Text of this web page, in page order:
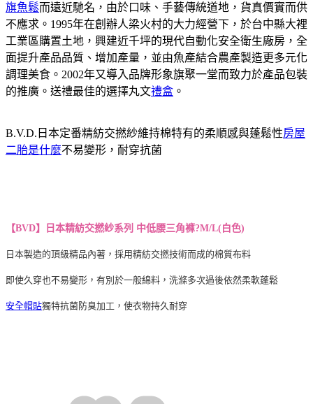
旗魚鬆而遠近馳名，由於口味、手藝傳統道地，貨真價實而供
不應求。1995年在創辦人梁火村的大力經營下，於台中縣大裡
工業區購置土地，興建近千坪的現代自動化安全衛生廠房，全
面提升產品品質、增加產量，並由魚產結合農產製造更多元化
調理美食。2002年又導入品牌形象旗聚一堂而致力於產品包裝
的推廣。送禮最佳的選擇丸文禮盒 。
B.V.D.日本定番精紡交撚紗維持棉特有的柔順感與蓬鬆性房屋
二胎是什麼不易變形，耐穿抗菌
【BVD】 日本精紡交撚紗系列 中低腰三角褲?M/L(白色)
日本製造的頂級精品內著，採用精紡交撚技術而成的棉質布料
即使久穿也不易變形，有別於一般綿料，洗滌多次過後依然柔軟蓬鬆
安全帽貼獨特抗菌防臭加工，使衣物持久耐穿